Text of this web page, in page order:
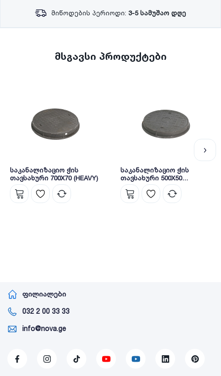
მიწოდების პერიოდი: 3-5 სამუშაო დღე
მსგავსი პროდუქტები
საკანალიზაციო ჭის
თავსახური 700X70 (HEAVY)
საკანალიზაციო ჭის
თავსახური 500X50
(MEDIUM)
ფილიალები
032 2 00 33 33
info@nova.ge